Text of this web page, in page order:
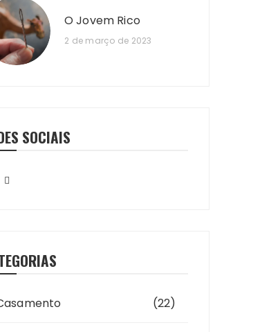
O Jovem Rico
2 de março de 2023
SOCIAIS
(22)